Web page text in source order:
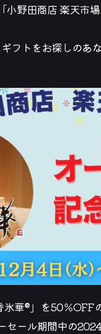
野田商店 楽天市
フトをお探しのあ
華®」を50％
ール期間中の